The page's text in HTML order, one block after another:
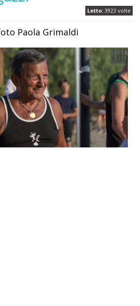
Letto: 3923 volte
Paola Grimaldi